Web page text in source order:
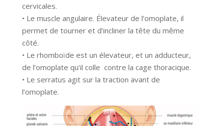
cervicales.
• Le muscle angulaire. Élevateur de l’omoplate, il
permet de tourner et d’incliner la tête du même
côté.
• Le rhomboïde est un élevateur, et un adducteur,
de l’omoplate qu’il colle contre la cage thoracique.
• Le serratus agit sur la traction avant de
l’omoplate.